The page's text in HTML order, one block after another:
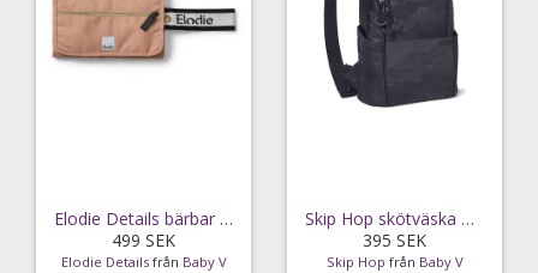
Elodie Details bärbar skötdyna faded rose
499 SEK
Elodie Details från Baby V
Skip Hop skötväska & ryggsäck Paxwell Sling, black
395 SEK
Skip Hop från Baby V